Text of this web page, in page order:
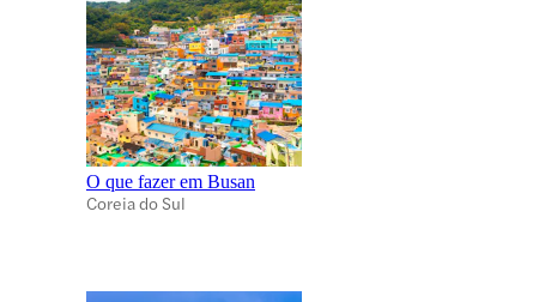
O que fazer em Busan
Coreia do Sul